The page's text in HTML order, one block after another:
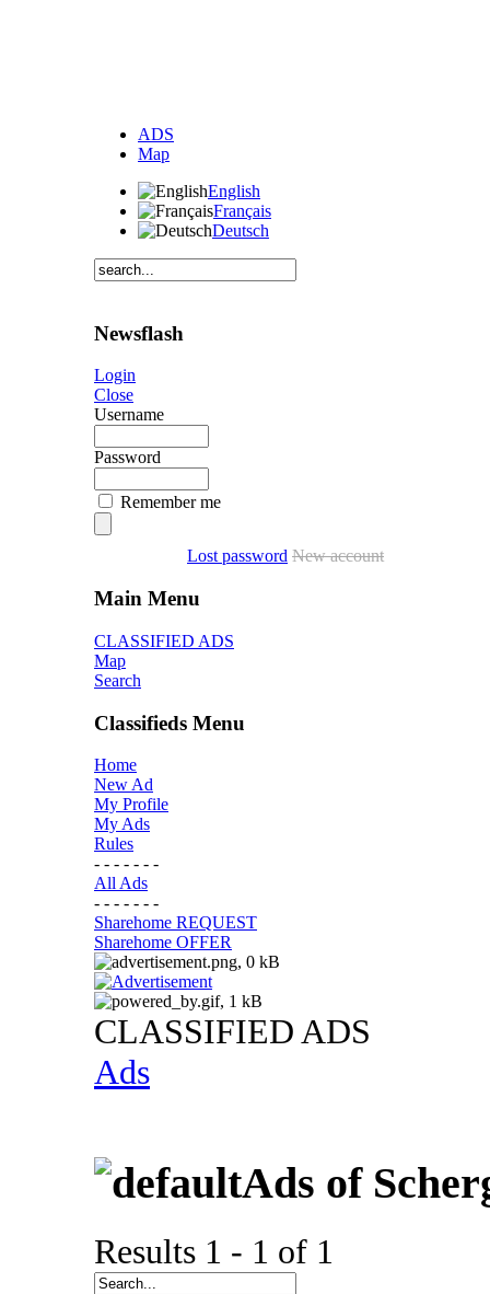
ADS
Map
English
Français
Deutsch
Newsflash
Login
Close
Username
Password
Remember me
Lost password New account
Main Menu
CLASSIFIED ADS
Map
Search
Classifieds Menu
Home
New Ad
My Profile
My Ads
Rules
- - - - - - -
All Ads
- - - - - - -
Sharehome REQUEST
Sharehome OFFER
CLASSIFIED ADS
Ads
Ads of
Results 1 - 1 of 1